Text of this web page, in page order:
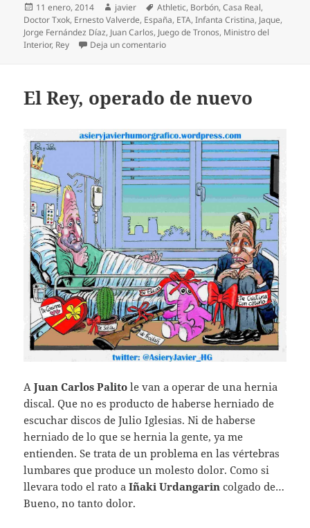
Publicado
el
11 enero, 2014 Autor
javier Etiquetas
Athletic, Borbón,Casa Real,
Doctor Txok, Ernesto Valverde, España, ETA,Infanta Cristina, Jaque,
Jorge Fernández Díaz, Juan Carlos, Juego de Tronos, Ministro del
Interior, Rey Deja un comentarioen Trono de juegos
El Rey, operado de nuevo
AJuan Carlos Palito le van a operar de una hernia
discal. Que no es producto de haberse herniado de
escuchar discos de Julio Iglesias. Ni de haberse
herniado de lo que se hernia la gente, ya me
entienden. Se trata de un problema en las vértebras
lumbares que produce un molesto dolor. Como si
llevara todo el rato aIñaki Urdangarin colgado de…
Bueno, no tanto dolor.